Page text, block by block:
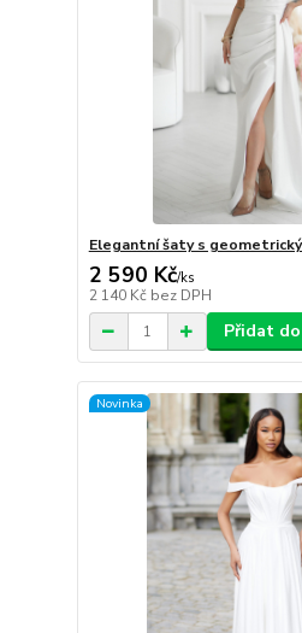
Elegantní šaty s
2 590 Kč/ks
2 140 Kč bez DPH
Přidat
Novinka